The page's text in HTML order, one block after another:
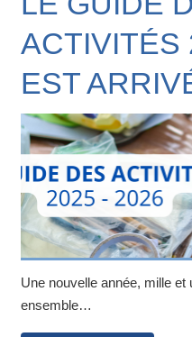
ACTIVITÉS
EST
Une nouvelle année, mille et
ensemble…